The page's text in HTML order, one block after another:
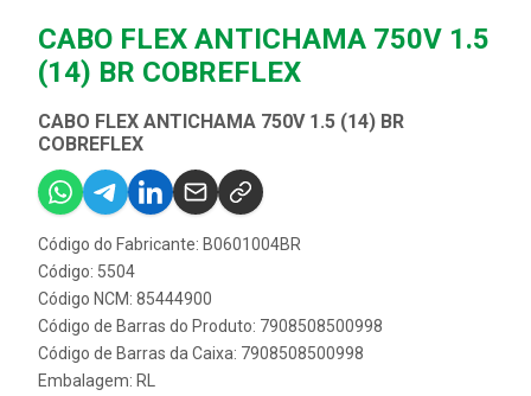
CABO FLEX ANTICHAMA 750V 1.5
(14) BR COBREFLEX
CABO FLEX ANTICHAMA 750V 1.5 (14) BR
COBREFLEX
Código do Fabricante: B0601004BR
Código: 5504
Código NCM: 85444900
Código de Barras do Produto: 7908508500998
Código de Barras da Caixa: 7908508500998
Embalagem: RL